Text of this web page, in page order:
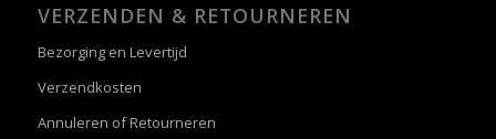
VERZENDEN & RETOURNEREN
Bezorging en Levertijd
Verzendkosten
Annuleren of Retourneren